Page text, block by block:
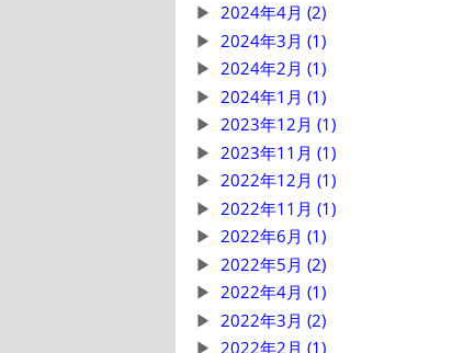
2024年4月 (2)
2024年3月 (1)
2024年2月 (1)
2024年1月 (1)
2023年12月 (1)
2023年11月 (1)
2022年12月 (1)
2022年11月 (1)
2022年6月 (1)
2022年5月 (2)
2022年4月 (1)
2022年3月 (2)
2022年2月 (1)